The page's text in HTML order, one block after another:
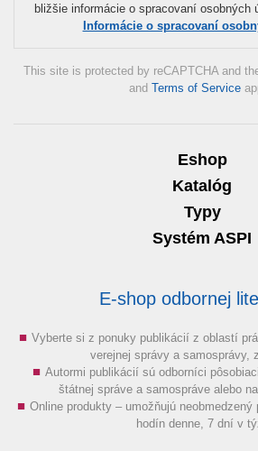
bližšie informácie o spracovaní osobných
Informácie o spracovaní
This site is protected by reCAPTCHA and
and Terms of Service
Eshop
Katalóg
Typy
Systém ASPI
E-shop odbornej
Vyberte si z ponuky publikácií z oblastí
verejnej správy a samosprávy,
Autormi publikácií sú odborníci
štátnej správe a samospráve alebo
Online produkty – umožňujú
hodín denne, 7 dní v